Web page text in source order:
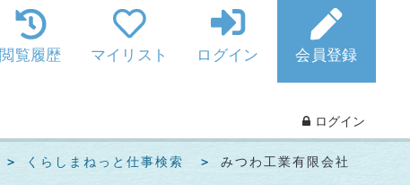
閲覧履歴 マイリスト ログイン 会員登録
ログイン
くらしまねっと仕事検索 みつわ工業有限会社